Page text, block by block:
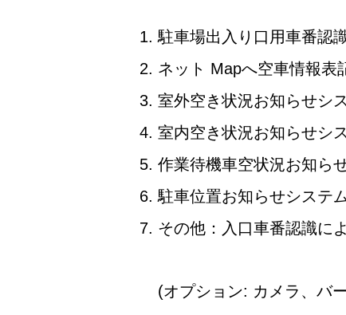
駐車場出入り口用車番認
ネット Mapへ空車情報表
室外空き状況お知らせシ
室内空き状況お知らせシ
作業待機車空状況お知ら
駐車位置お知らせシステム
その他：入口車番認識に
(オプション: カメラ、バ